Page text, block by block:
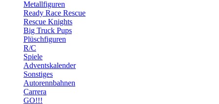
Metallfiguren
Ready Race Rescue
Rescue Knights
Big Truck Pups
Plüschfiguren
R/C
Spiele
Adventskalender
Sonstiges
Autorennbahnen
Carrera
GO!!!